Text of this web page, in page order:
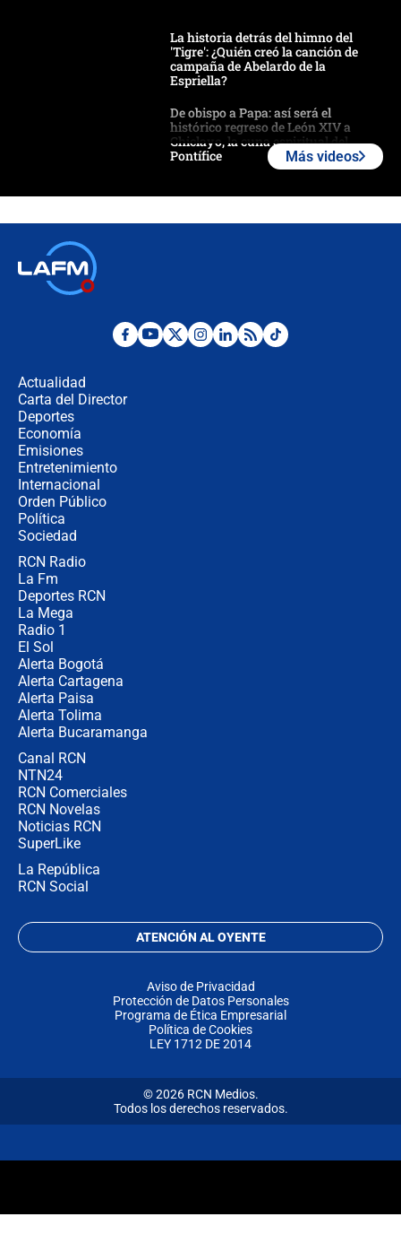
La historia detrás del himno del
'Tigre': ¿Quién creó la canción de
campaña de Abelardo de la
Espriella?
De obispo a Papa: así será el
histórico regreso de León XIV a
Chiclayo, la cuna espiritual del
Pontífice
¿La posesión de Abelardo De la
Más videos
Actualidad
Carta del Director
Deportes
Economía
Emisiones
Entretenimiento
Internacional
Orden Público
Política
Sociedad
RCN Radio
La Fm
Deportes RCN
La Mega
Radio 1
El Sol
Alerta Bogotá
Alerta Cartagena
Alerta Paisa
Alerta Tolima
Alerta Bucaramanga
Canal RCN
NTN24
RCN Comerciales
RCN Novelas
Noticias RCN
SuperLike
La República
RCN Social
ATENCIÓN AL OYENTE
Aviso de Privacidad
Protección de Datos Personales
Programa de Ética Empresarial
Política de Cookies
LEY 1712 DE 2014
© 2026 RCN Medios.
Todos los derechos reservados.